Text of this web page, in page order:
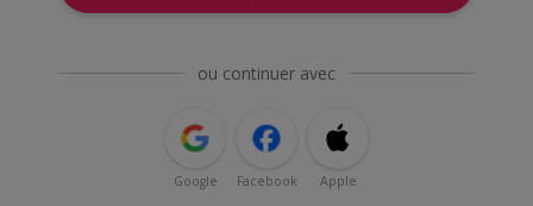
ou continuer avec
Google Facebook Apple